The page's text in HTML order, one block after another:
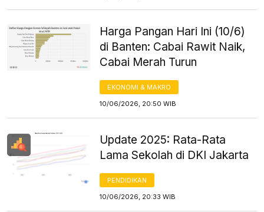
Harga Pangan Hari Ini (10/6)
di Banten: Cabai Rawit Naik,
Cabai Merah Turun
EKONOMI & MAKRO
10/06/2026, 20:50 WIB
Update 2025: Rata-Rata
Lama Sekolah di DKI Jakarta
PENDIDIKAN
10/06/2026, 20:33 WIB